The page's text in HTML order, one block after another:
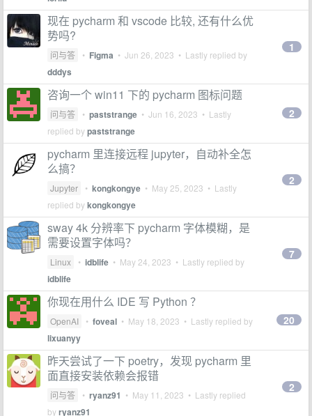
现在 pycharm 和 vscode 比较, 还有什么优
势吗?
问与答 • Figma • Jun 26, 2023 • Lastly replied by
dddys
1
咨询一个 win11 下的 pycharm 图标问题
问与答 • paststrange • Jun 16, 2023 • Lastly
replied bypaststrange
2
pycharm 里连接远程 jupyter，自动补全怎
么搞？
Jupyter • kongkongye • May 25, 2023 • Lastly
replied bykongkongye
2
sway 4k 分辨率下 pycharm 字体模糊，是
需要设置字体吗？
Linux • idblife • May 24, 2023 • Lastly replied by
idblife
7
你现在用什么 IDE 写 Python ？
OpenAI • foveal • May 18, 2023 • Lastly replied by
lixuanyy
20
昨天尝试了一下 poetry，发现 pycharm 里
面直接安装依赖会报错
问与答 • ryanz91 • May 11, 2023 • Lastly replied
byryanz91
2